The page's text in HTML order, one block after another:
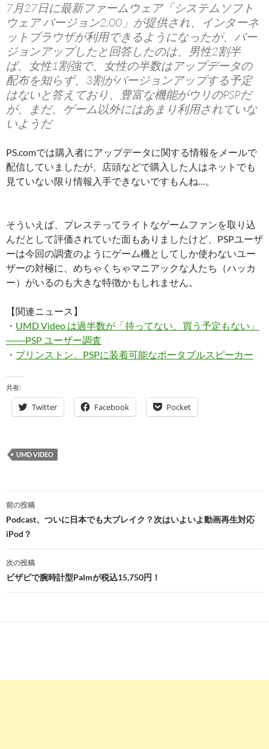
7月27日に最新ファームウェア「システムソフト
ウェア バージョン2.00」が提供され、インターネ
ットブラウザが利用できるようになったが、バー
ジョンアップしたと回答したのは、男性2割半
ば、女性1割強で、女性の半数はアップデータの
配布を知らず、3割がバージョンアップする予定
はないと答えており、豊富な機能がウリのPSPだ
が、まだ、ゲーム以外にはあまり利用されていな
いようだ
PS.comでは購入者にアップデータに関する情報をメールで
配信していましたが、店頭などで購入した人はネットでも
見ていない限り情報入手できないですもんね…。
そういえば、プレステってライトなゲームファンを取り込
んだとして評価されていた面もありましたけど、PSPユーザ
ーは今回の調査のようにゲーム機としてしか使わないユー
ザーの対極に、めちゃくちゃマニアックな人たち（ハッカ
ー）がいるのも大きな特徴かもしれません。
【関連ニュース】
・ UMD Video は過半数が「持ってない、買う予定もない」
――PSP ユーザー調査
・ プリンストン、PSPに装着可能なポータブルスピーカー
共有:
Twitter Facebook Pocket
UMD VIDEO
投
稿
ナ
ビ
ゲ
シ
前の投稿
Podcast、ついに日本でも大ブレイク？次はいよいよ動画再生対応
iPod？
次の投稿
ビザビで腕時計型Palmが税込15,750円！